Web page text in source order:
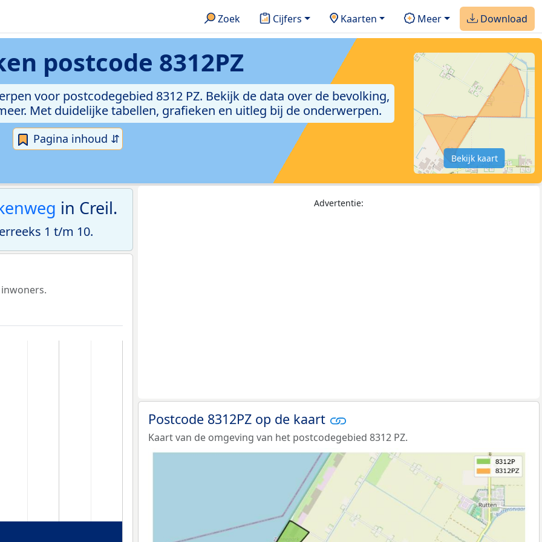
Zoek Cijfers Kaarten Meer Download
postcode 8312PZ
voor postcodegebied 8312 PZ. Bekijk de data over de bevolking,
Met duidelijke tabellen, grafieken en uitleg bij de onderwerpen.
Pagina inhoud ⇵
Bekijk kaart
in Creil.
1 t/m 10.
Advertentie:
Postcode 8312PZ op de kaart
Kaart van de omgeving van het postcodegebied 8312 PZ.